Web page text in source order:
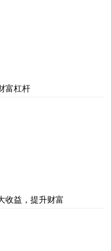
富杠杆
收益，提升财富